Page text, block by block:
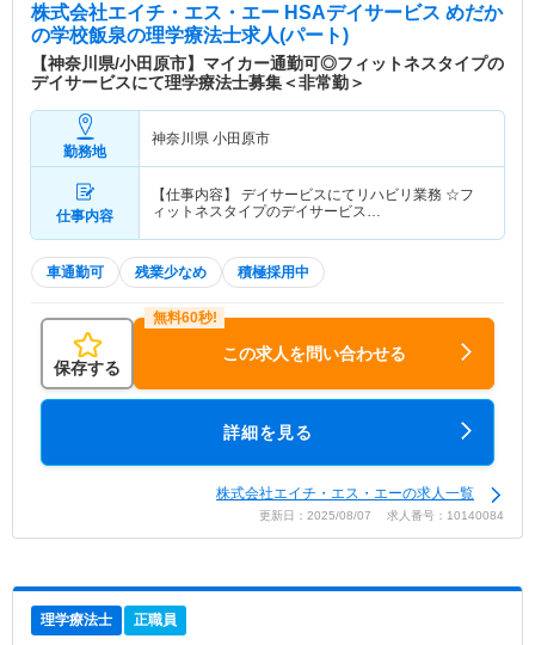
株式会社エイチ・エス・エー HSAデイサービス めだか
の学校飯泉の理学療法士求人(パート)
【神奈川県/小田原市】マイカー通勤可◎フィットネスタイプの
デイサービスにて理学療法士募集＜非常勤＞
勤務地
神奈川県 小田原市
仕事内容
【仕事内容】 デイサービスにてリハビリ業務 ☆フ
ィットネスタイプのデイサービス…
車通勤可 残業少なめ 積極採用中
保存する
この求人を問い合わせる
詳細を見る
株式会社エイチ・エス・エーの求人一覧
更新日：2025/08/07 求人番号：10140084
理学療法士 正職員